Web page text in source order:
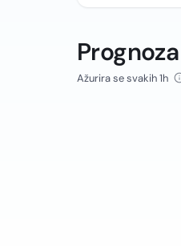
Ažurira se svakih 1h